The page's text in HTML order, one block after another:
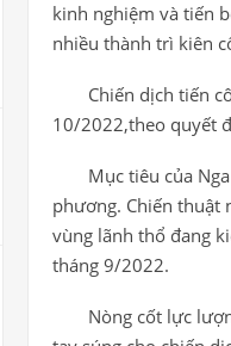
kinh nghiệm và tiến
nhiều thành trì kiên
Chiến dịch tiến
10/2022,theo quyết
Mục tiêu của
phương. Chiến thuật
vùng lãnh thổ đang
tháng 9/2022.
Nòng cốt lực